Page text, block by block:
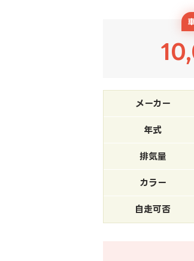
メーカー
年式
排気量
カラー
自走可否